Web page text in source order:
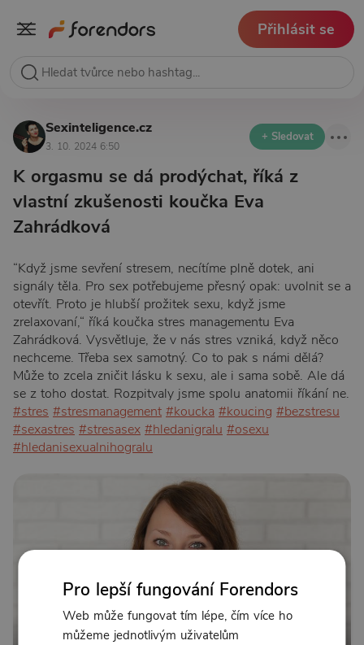
Přihlásit se
Sexinteligence.cz
3. 10. 2024 6:50
+ Sledovat
K orgasmu se dá prodýchat, říká z
vlastní zkušenosti koučka Eva
Zahrádková
“Když jsme sevření stresem, necítíme plně dotek, ani
signály těla. Pro sex potřebujeme přesný opak: uvolnit se a
otevřít. Proto je hlubší prožitek sexu, když jsme
zrelaxovaní,“ říká koučka stres managementu Eva
Zahrádková. Vysvětluje, že v nás stres vzniká, když něco
nechceme. Třeba sex samotný. Co to pak s námi dělá?
Může to zcela zničit lásku k sexu, ale i sama sobě. Ale dá
se z toho dostat. Rozpitvaly jsme spolu anatomii říkání ne.
#stres #stresmanagement #koucka #koucing #bezstresu
#sexastres #stresasex #hledanigralu #osexu
#hledanisexualnihogralu
Pro lepší fungování Forendors
Web může fungovat tím lépe, čím více ho
můžeme jednotlivým uživatelům